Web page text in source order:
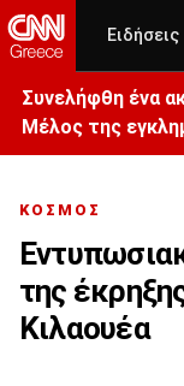
Ειδήσεις
Συνελήφθη ένα
Μέλος της
ΚΟΣΜΟΣ
της
Κιλαουέα